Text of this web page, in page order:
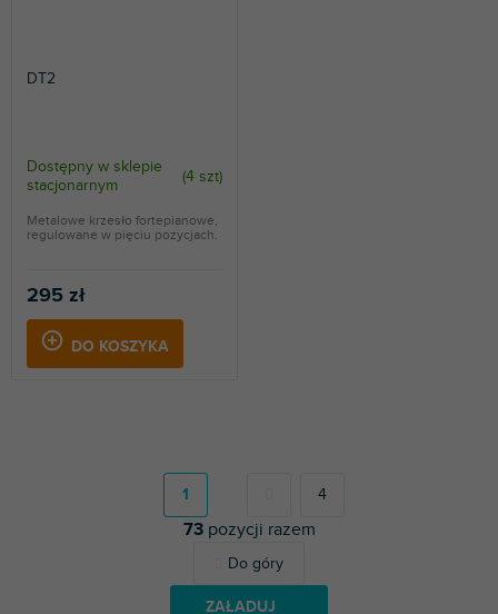
DT2
Dostępny w sklepie
stacjonarnym
(4 szt)
295 zł
DO KOSZYKA
Metalowe krzesło fortepianowe,
regulowane w pięciu pozycjach.
K
o
n
ZAŁADUJ
n
c
j
a
1 4
73pozycji razem
Do góry